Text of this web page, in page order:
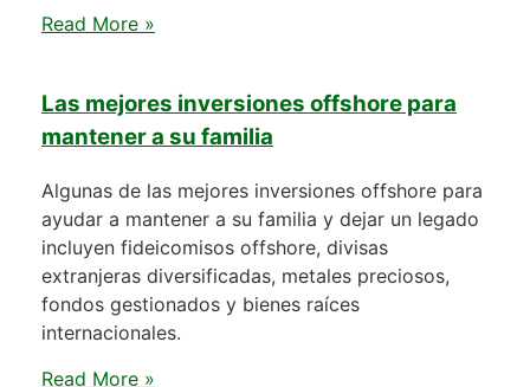
Read More »
Las mejores inversiones offshore para
mantener a su familia
Algunas de las mejores inversiones offshore para
ayudar a mantener a su familia y dejar un legado
incluyen fideicomisos offshore, divisas
extranjeras diversificadas, metales preciosos,
fondos gestionados y bienes raíces
internacionales.
Read More »